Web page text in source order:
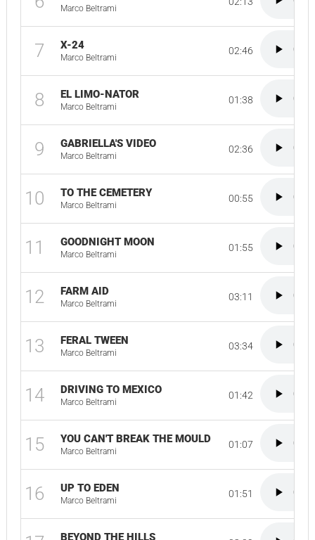
Marco Beltrami
7 X-24
Marco Beltrami
02:46
8 EL LIMO-NATOR
Marco Beltrami
01:38
9 GABRIELLA'S VIDEO
Marco Beltrami
02:36
10 TO THE CEMETERY
Marco Beltrami
00:55
11 GOODNIGHT MOON
Marco Beltrami
01:55
12 FARM AID
Marco Beltrami
03:11
13 FERAL TWEEN
Marco Beltrami
03:34
14 DRIVING TO MEXICO
Marco Beltrami
01:42
15 YOU CAN'T BREAK THE MOULD
Marco Beltrami
01:07
16 UP TO EDEN
Marco Beltrami
01:51
BEYOND THE HILLS